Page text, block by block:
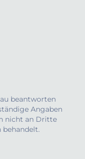
beantworten
Angaben
nicht an Dritte